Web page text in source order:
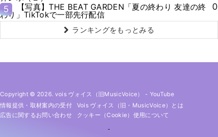
5
【写真】THE BEAT GARDEN「夏の終わり 友達の終
わり」TikTokで一部先行配信
0
ランキングをもっとみる
Copyright © 2026. vois ヴォイス（旧MusicVoice） - YouTube
情報提供・取材案内の受付
Vois ヴォイス（旧・MusicVoice）とは
広告に関するお問い合わせ
クッキー（cookie）使用について
-